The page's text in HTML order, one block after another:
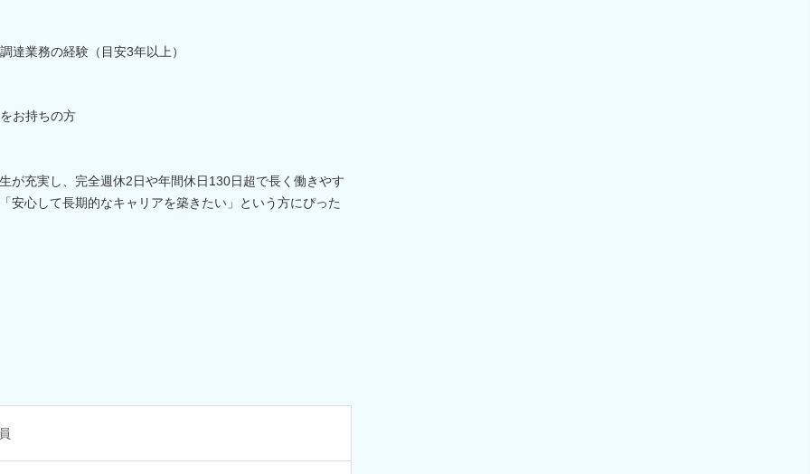
達業務の経験（目安3年以上）
お持ちの方
が充実し、完全週休2日や年間休日130日超で長く働きやす
安心して長期的なキャリアを築きたい」という方にぴった